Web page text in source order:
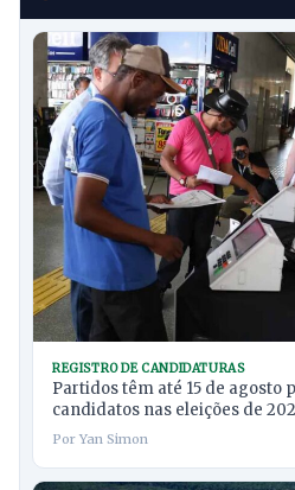
REGISTRO DE CANDIDATURAS
Partidos têm até 15 de agosto
candidatos nas eleições de
Por Yan Simon